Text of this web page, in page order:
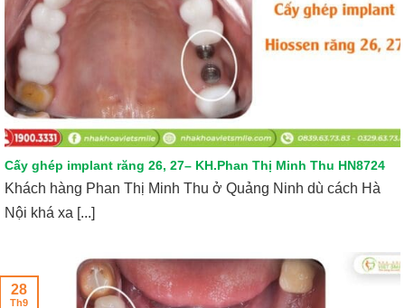
Cấy ghép implant răng 26, 27– KH.Phan Thị Minh Thu HN8724
Khách hàng Phan Thị Minh Thu ở Quảng Ninh dù cách Hà
Nội khá xa [...]
28
Th9